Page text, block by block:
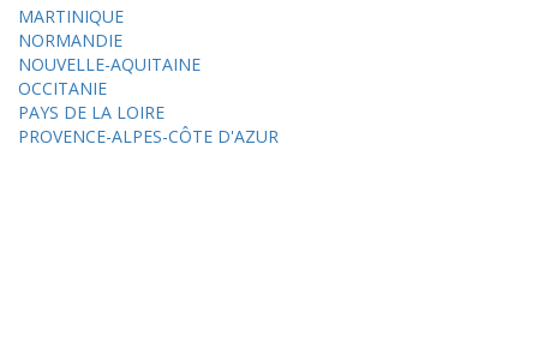
MARTINIQUE
NORMANDIE
NOUVELLE-AQUITAINE
OCCITANIE
PAYS DE LA LOIRE
PROVENCE-ALPES-CÔTE D'AZUR